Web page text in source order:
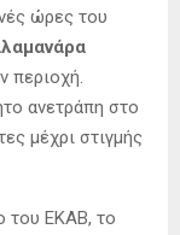
ώρες του
περιοχή.
ανετράπη στο
μέχρι στιγμής
του ΕΚΑΒ, το